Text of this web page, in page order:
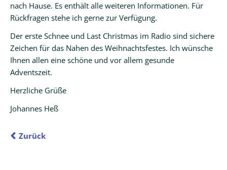
nach Hause. Es enthält alle weiteren Informationen. Für
Rückfragen stehe ich gerne zur Verfügung.
Der erste Schnee und Last Christmas im Radio sind sichere
Zeichen für das Nahen des Weihnachtsfestes. Ich wünsche
Ihnen allen eine schöne und vor allem gesunde
Adventszeit.
Herzliche Grüße
Johannes Heß
Zurück